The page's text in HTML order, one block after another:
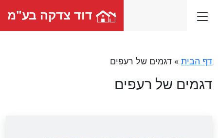
דוד צדקה בע"מ
דף הבית » דגמים של רעפים
דגמים של רעפים